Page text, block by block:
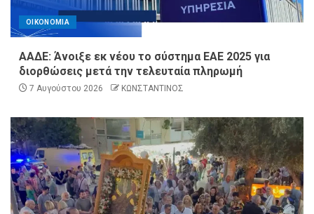
ΟΙΚΟΝΟΜΙΑ
ΑΑΔΕ: Άνοιξε εκ νέου το σύστημα ΕΑΕ 2025 για
διορθώσεις μετά την τελευταία πληρωμή
7 Αυγούστου 2026 ΚΩΝΣΤΑΝΤΙΝΟΣ